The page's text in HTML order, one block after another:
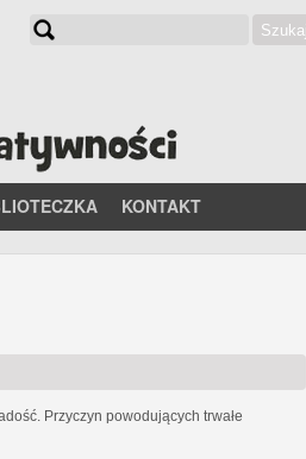
Szukaj
KONTAKT
Przyczyn powodujących trwałe